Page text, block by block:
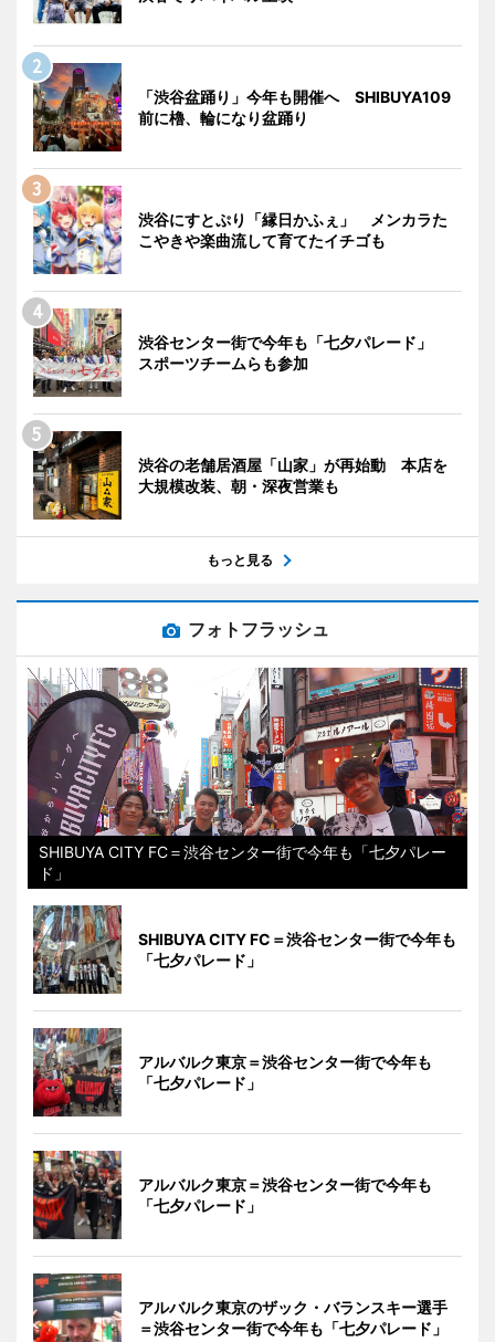
「渋谷盆踊り」今年も開催へ SHIBUYA109
前に櫓、輪になり盆踊り
渋谷にすとぷり「縁日かふぇ」 メンカラた
こやきや楽曲流して育てたイチゴも
渋谷センター街で今年も「七夕パレード」
スポーツチームらも参加
渋谷の老舗居酒屋「山家」が再始動 本店を
大規模改装、朝・深夜営業も
もっと見る
フォトフラッシュ
SHIBUYA CITY FC＝渋谷センター街で今年も「七夕パレー
ド」
SHIBUYA CITY FC＝渋谷センター街で今年も
「七夕パレード」
アルバルク東京＝渋谷センター街で今年も
「七夕パレード」
アルバルク東京＝渋谷センター街で今年も
「七夕パレード」
アルバルク東京のザック・バランスキー選手
＝渋谷センター街で今年も「七夕パレード」